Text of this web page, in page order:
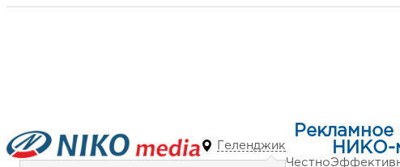
Геленджик
Рекламное
НИКО-
Честно